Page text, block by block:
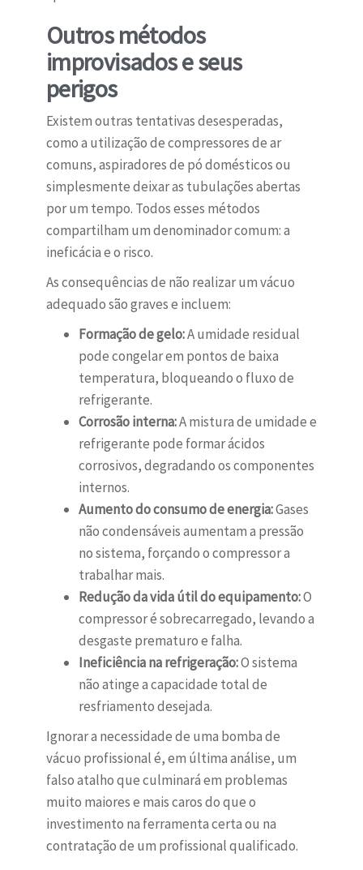
Outros métodos
improvisados e seus
perigos
Existem outras tentativas desesperadas,
como a utilização de compressores de ar
comuns, aspiradores de pó domésticos ou
simplesmente deixar as tubulações abertas
por um tempo. Todos esses métodos
compartilham um denominador comum: a
ineficácia e o risco.
As consequências de não realizar um vácuo
adequado são graves e incluem:
Formação de gelo:A umidade residual
pode congelar em pontos de baixa
temperatura, bloqueando o fluxo de
refrigerante.
Corrosão interna:A mistura de umidade e
refrigerante pode formar ácidos
corrosivos, degradando os componentes
internos.
Aumento do consumo de energia:Gases
não condensáveis aumentam a pressão
no sistema, forçando o compressor a
trabalhar mais.
Redução da vida útil do equipamento:O
compressor é sobrecarregado, levando a
desgaste prematuro e falha.
Ineficiência na refrigeração:O sistema
não atinge a capacidade total de
resfriamento desejada.
Ignorar a necessidade de uma bomba de
vácuo profissional é, em última análise, um
falso atalho que culminará em problemas
muito maiores e mais caros do que o
investimento na ferramenta certa ou na
contratação de um profissional qualificado.